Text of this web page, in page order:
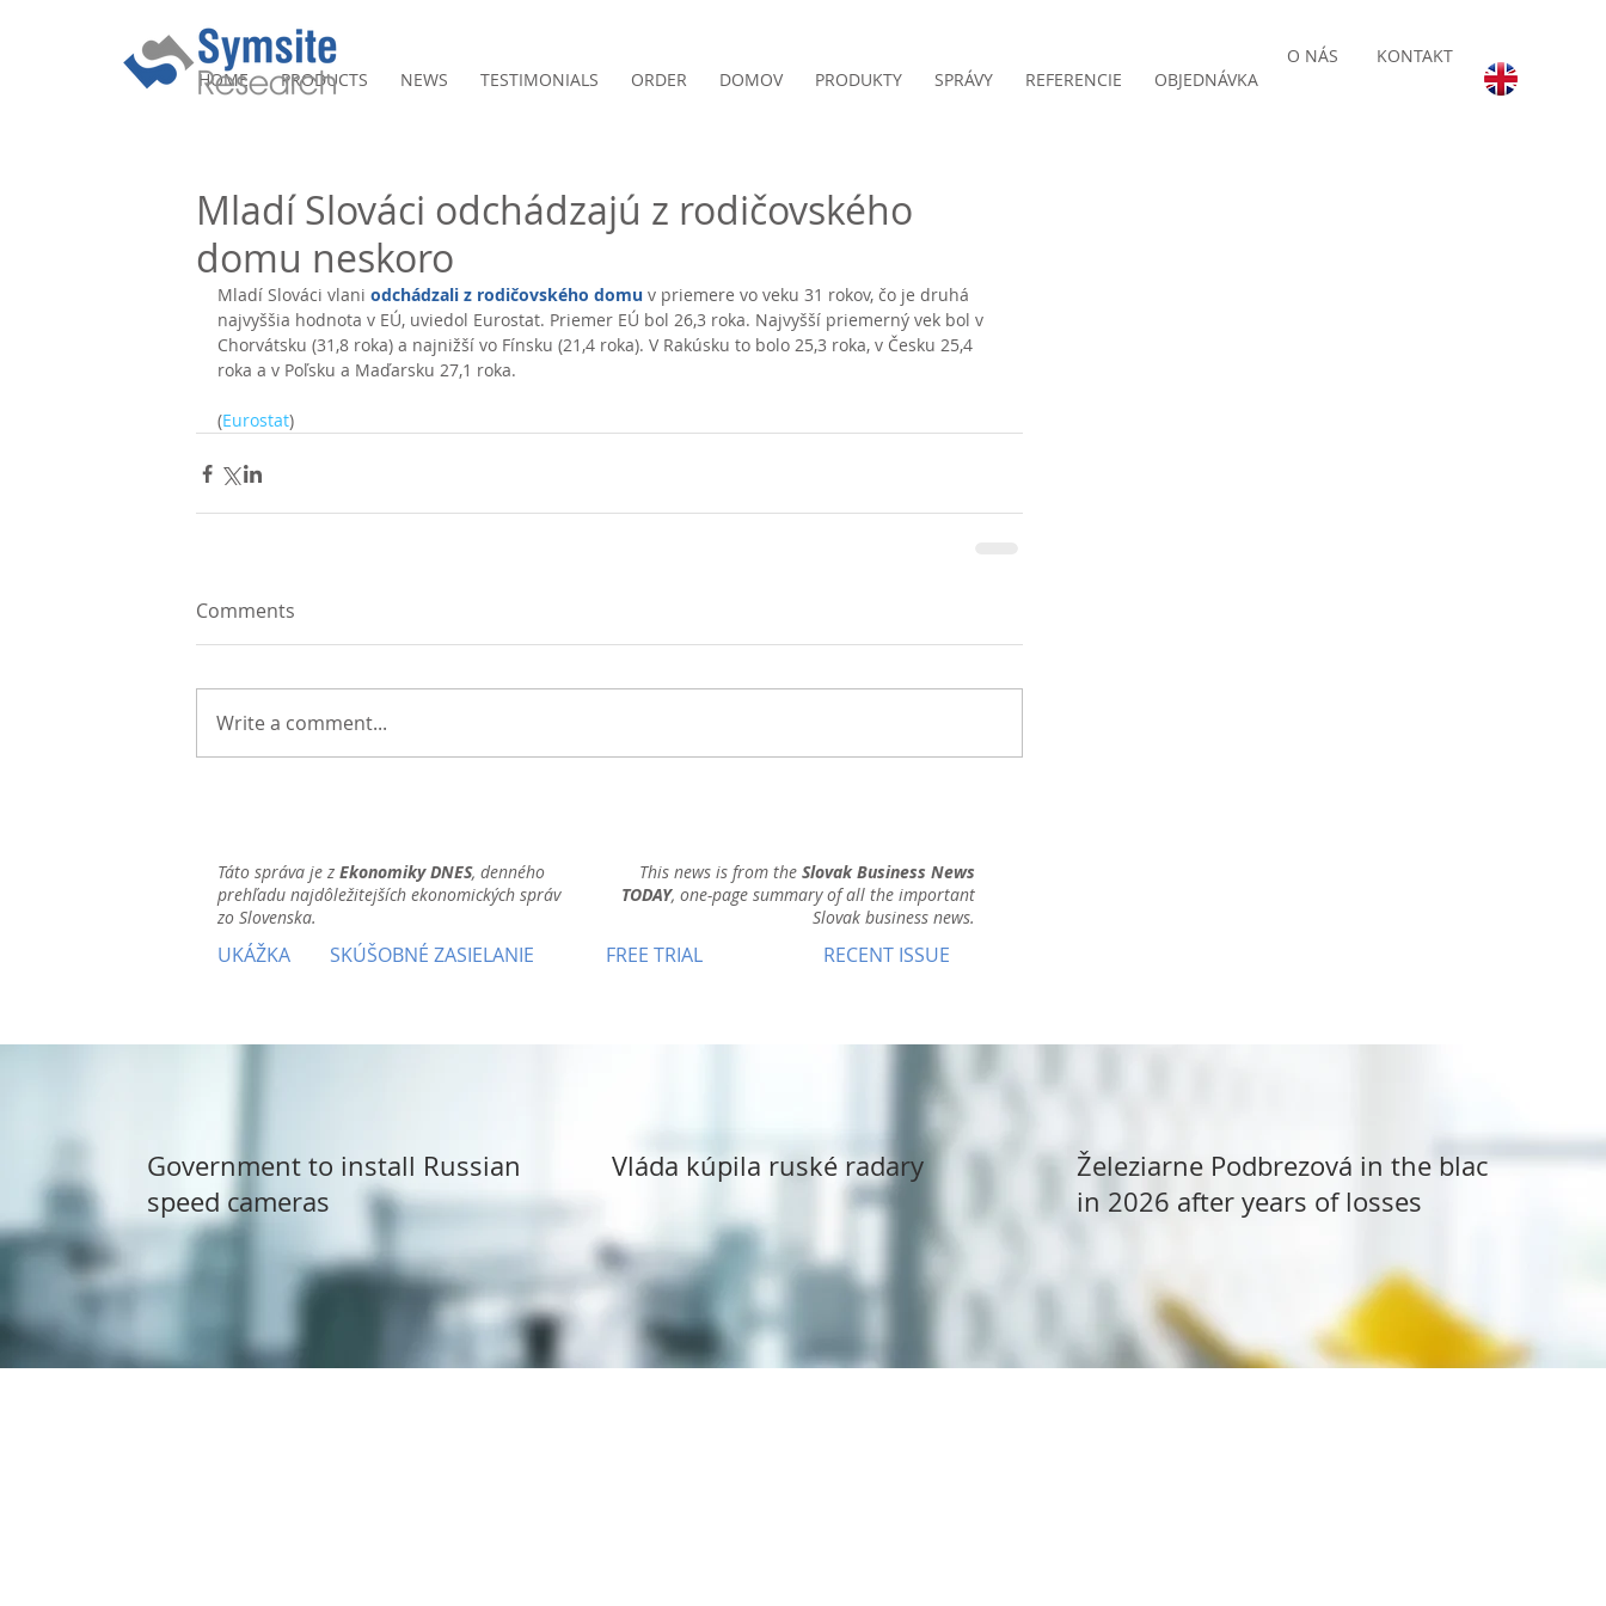
KONTAKT
O NÁS
HOME
PRODUCTS NEWS TESTIMONIALS ORDER DOMOV PRODUKTY SPRÁVY REFERENCIE OBJEDNÁVKA
Mladí Slováci odchádzajú z rodičovského
domu neskoro
Mladí Slováci vlani odchádzali z rodičovského domu v priemere vo veku 31 rokov, čo je druhá
najvyššia hodnota v EÚ, uviedol Eurostat. Priemer EÚ bol 26,3 roka. Najvyšší priemerný vek bol v
Chorvátsku (31,8 roka) a najnižší vo Fínsku (21,4 roka). V Rakúsku to bolo 25,3 roka, v Česku 25,4
roka a v Poľsku a Maďarsku 27,1 roka.
(Eurostat)
Comments
Write a comment...
Táto správa je z Ekonomiky DNES, denného
prehľadu najdôležitejších ekonomických správ
zo Slovenska.
UKÁŽKA SKÚŠOBNÉ ZASIELANIE
This news is from the Slovak Business News
TODAY, one-page summary of all the important
Slovak business news.
FREE TRIAL RECENT ISSUE
Government to install Russian
speed cameras
Vláda kúpila ruské radary
Železiarne Podbrezová in the black
in 2026 after years of losses